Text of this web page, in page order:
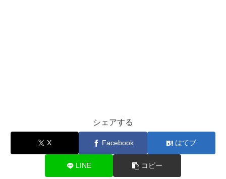
シェアする
X Facebook はてブ
LINE コピー